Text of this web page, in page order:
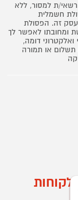
ת למסור, ללא
חשמלית
עסק זה. הפסולת
ומחובתו לאפשר לך
דומה,
או תמורה
לקוחות